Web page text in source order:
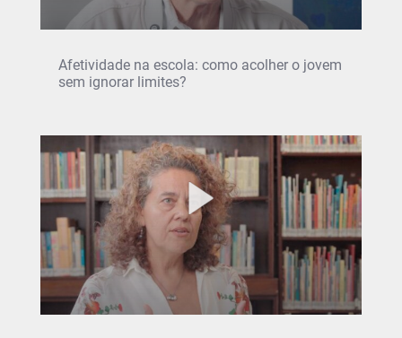
Afetividade na escola: como acolher o jovem
sem ignorar limites?